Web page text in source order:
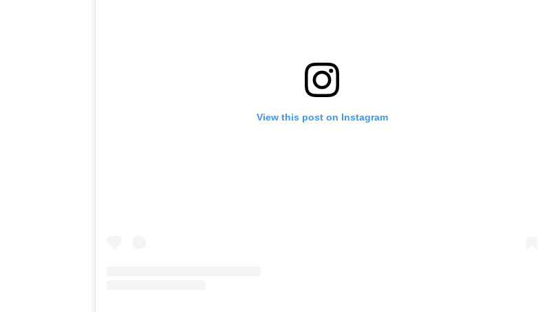
View this post on Instagram